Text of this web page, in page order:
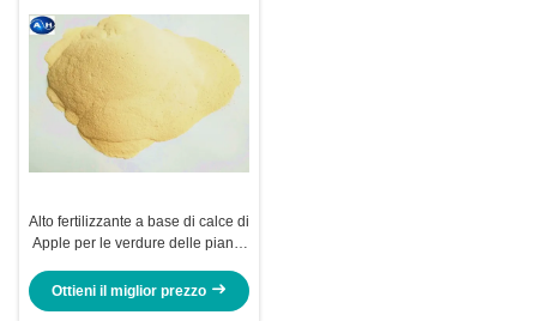
Alto fertilizzante a base di calce di
Apple per le verdure delle piante
frutta
Ottieni il miglior prezzo